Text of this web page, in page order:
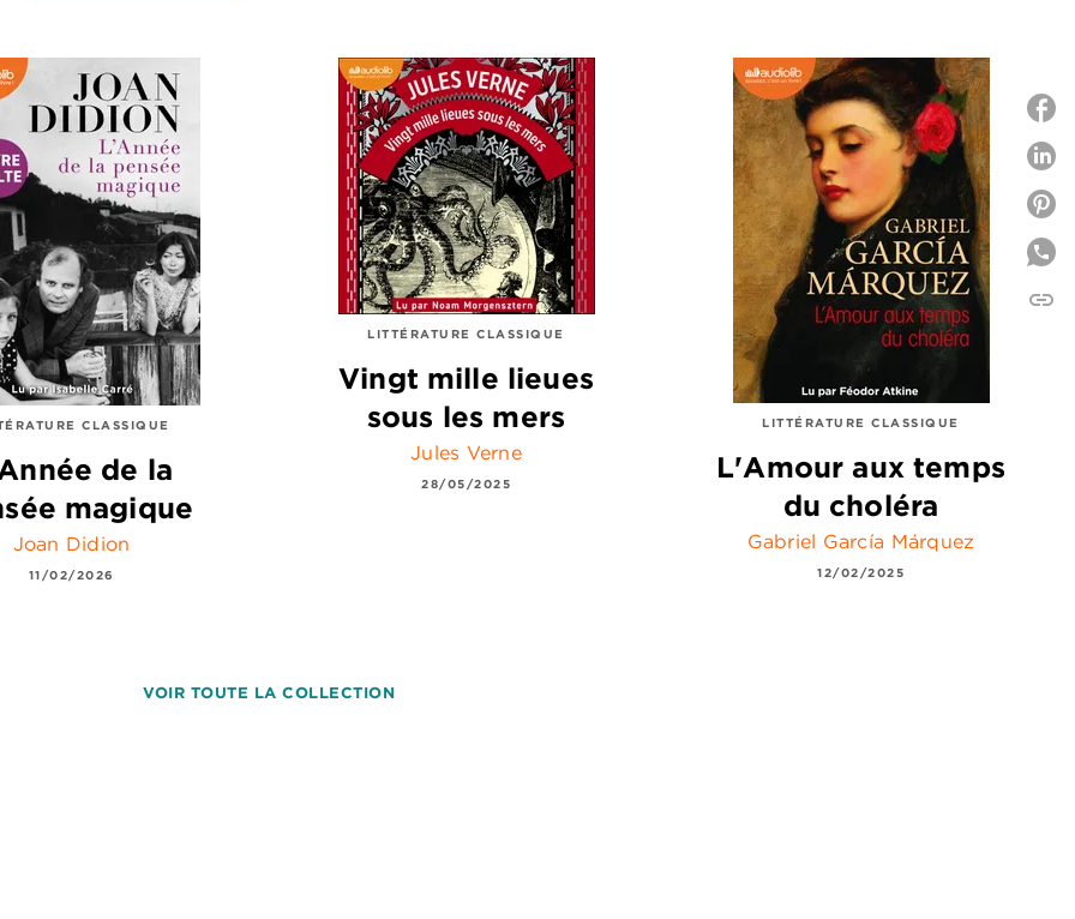
CLASSIQUE
de la
magique
Joan Didion
11/02/2026
LITTÉRATURE CLASSIQUE
Vingt mille lieues
sous les mers
Jules Verne
28/05/2025
LITTÉRATURE CLASSIQUE
L'Amour aux temps
du choléra
Gabriel García Márquez
12/02/2025
VOIR TOUTE LA COLLECTION
link